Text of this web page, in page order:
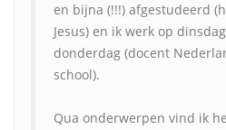
en bijna (!!!) afgestudeerd
Jesus) en ik werk op
donderdag (docent
school).
Qua onderwerpen vind ik